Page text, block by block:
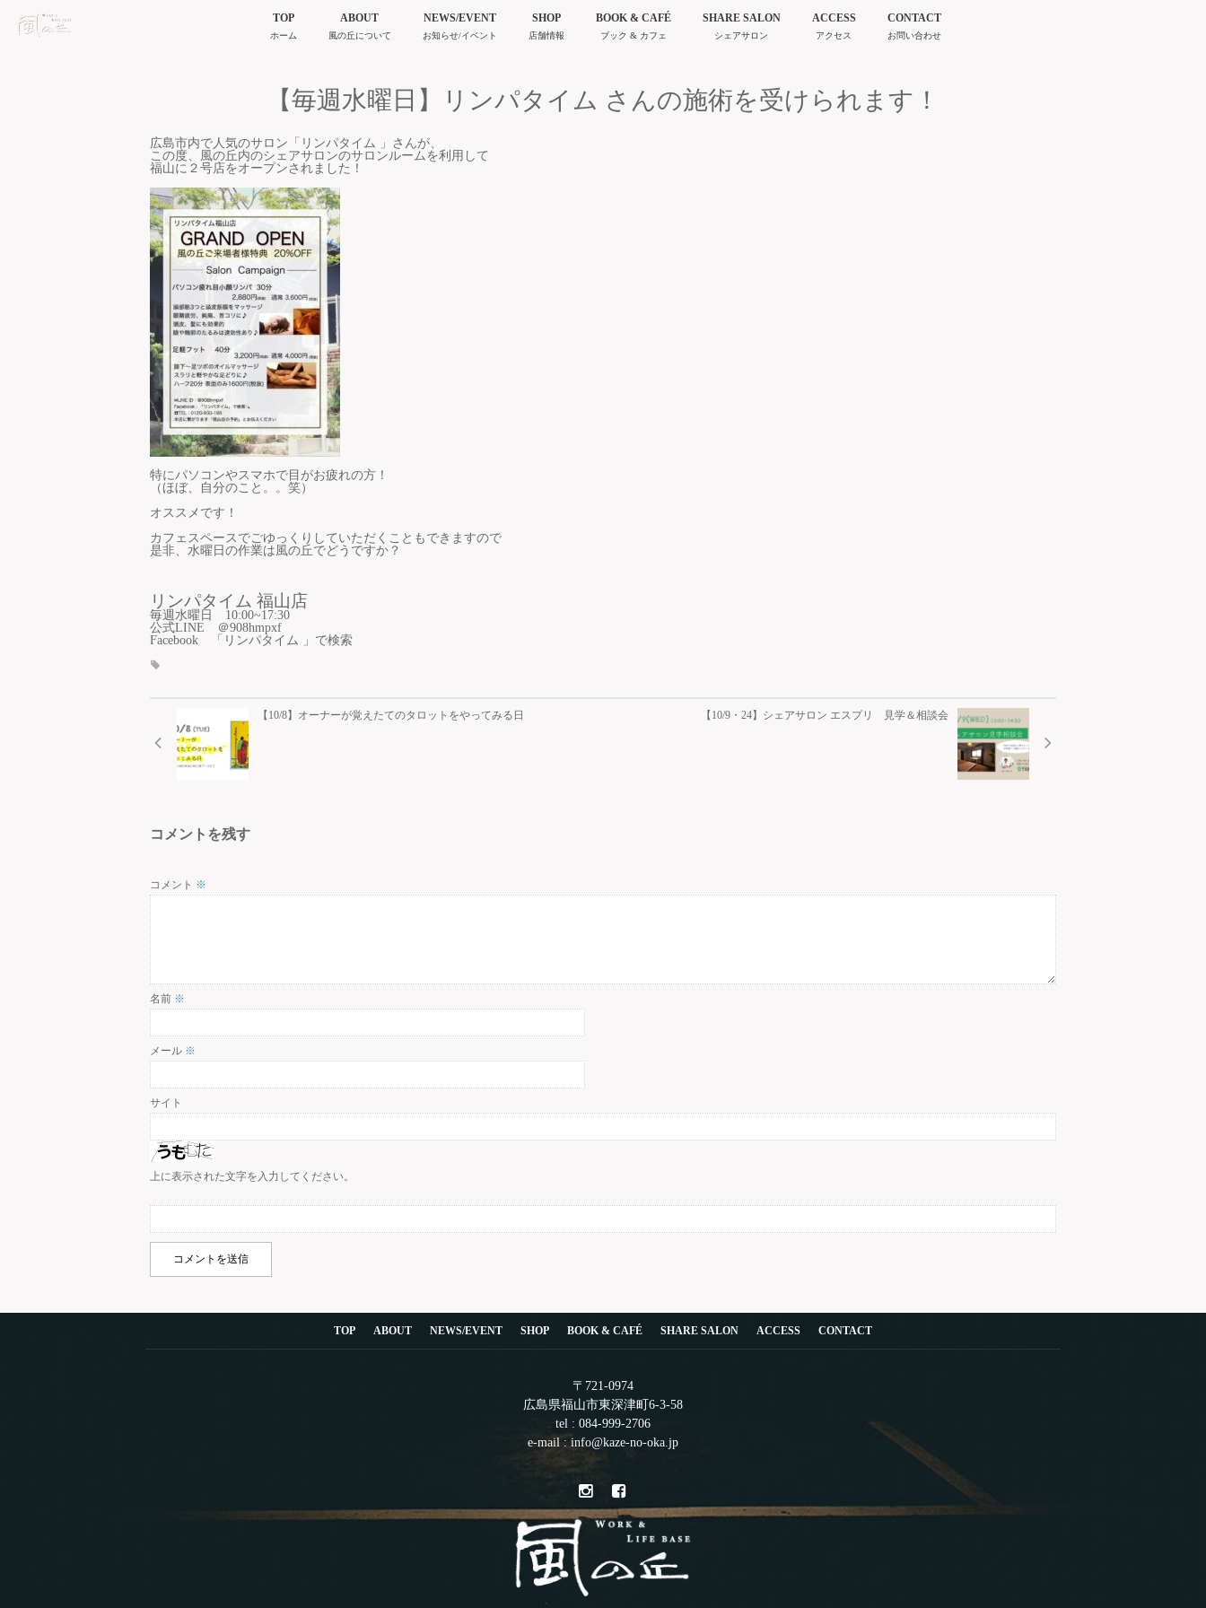
TOP
ホーム
ABOUT
風の丘について
NEWS/EVENT
お知らせ/イベント
SHOP
店舗情報
BOOK & CAFÉ
ブック & カフェ
SHARE SALON
シェアサロン
ACCESS
アクセス
CONTACT
お問い合わせ
【毎週水曜日】リンパタイム さんの施術を受けられます！
広島市内で人気のサロン「リンパタイム 」さんが、
この度、風の丘内のシェアサロンのサロンルームを利用して
福山に２号店をオープンされました！
特にパソコンやスマホで目がお疲れの方！
（ほぼ、自分のこと。。笑）
オススメです！
カフェスペースでごゆっくりしていただくこともできますので
是非、水曜日の作業は風の丘でどうですか？
リンパタイム 福山店
毎週水曜日　10:00~17:30
公式LINE　＠908hmpxf
Facebook　「リンパタイム 」で検索
【10/8】オーナーが覚えたてのタロットをやってみる日 【10/9・24】シェアサロン エスプリ 見学＆相談会
コメントを残す
コメント ※
名前 ※
メール ※
サイト
上に表示された文字を入力してください。
TOP ABOUT NEWS/EVENT SHOP BOOK & CAFÉ SHARE SALON ACCESS CONTACT
〒721-0974
広島県福山市東深津町6-3-58
tel : 084-999-2706
e-mail : info@kaze-no-oka.jp